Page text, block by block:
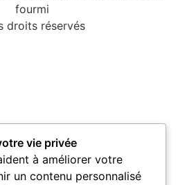
fourmi
droits réservés
vie privée
à améliorer votre
un contenu personnalisé